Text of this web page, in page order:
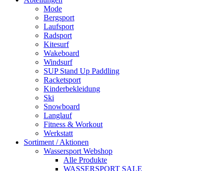
Mode
Bergsport
Laufsport
Radsport
Kitesurf
Wakeboard
Windsurf
SUP Stand Up Paddling
Racketsport
Kinderbekleidung
Ski
Snowboard
Langlauf
Fitness & Workout
Werkstatt
Sortiment / Aktionen
Wassersport Webshop
Alle Produkte
WASSERSPORT SALE